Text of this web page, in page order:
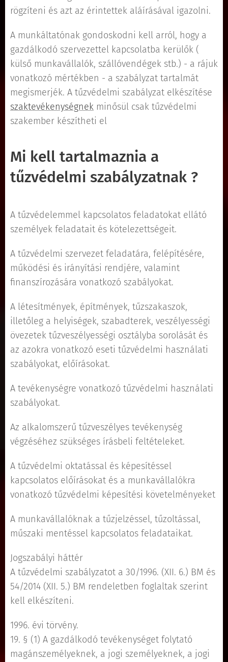
rögzíteni és azt az érintettek aláírásával igazolni.
A munkáltatónak gondoskodni kell arról, hogy a
gazdálkodó szervezettel kapcsolatba kerülők (
külső munkavállalók, szállóvendégek stb.) - a rájuk
vonatkozó mértékben - a szabályzat tartalmát
megismerjék. A tűzvédelmi szabályzat elkészítése
szaktevékenységnek minősül csak tűzvédelmi
szakember készítheti el
Mi kell tartalmaznia a
tűzvédelmi szabályzatnak ?
A tűzvédelemmel kapcsolatos feladatokat ellátó
személyek feladatait és kötelezettségeit.
A tűzvédelmi szervezet feladatára, felépítésére,
működési és irányítási rendjére, valamint
finanszírozására vonatkozó szabályokat.
A létesítmények, építmények, tűzszakaszok,
illetőleg a helyiségek, szabadterek, veszélyességi
övezetek tűzveszélyességi osztályba sorolását és
az azokra vonatkozó eseti tűzvédelmi használati
szabályokat, előírásokat.
A tevékenységre vonatkozó tűzvédelmi használati
szabályokat.
Az alkalomszerű tűzveszélyes tevékenység
végzéséhez szükséges írásbeli feltételeket.
A tűzvédelmi oktatással és képesítéssel
kapcsolatos előírásokat és a munkavállalókra
vonatkozó tűzvédelmi képesítési követelményeket
A munkavállalóknak a tűzjelzéssel, tűzoltással,
műszaki mentéssel kapcsolatos feladataikat.
Jogszabályi háttér
A tűzvédelmi szabályzatot a 30/1996. (XII. 6.) BM és
54/2014 (XII. 5.) BM rendeletben foglaltak szerint
kell elkészíteni.
1996. évi törvény.
19. § (1) A gazdálkodó tevékenységet folytató
magánszemélyeknek, a jogi személyeknek, a jogi